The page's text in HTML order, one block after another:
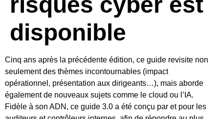
disponible
Cinq ans après la précédente édition, ce guide revisite non
seulement des thèmes incontournables (impact
opérationnel, présentation aux dirigeants…), mais aborde
également de nouveaux sujets comme le cloud ou l’IA.
Fidèle à son ADN, ce guide 3.0 a été conçu par et pour les